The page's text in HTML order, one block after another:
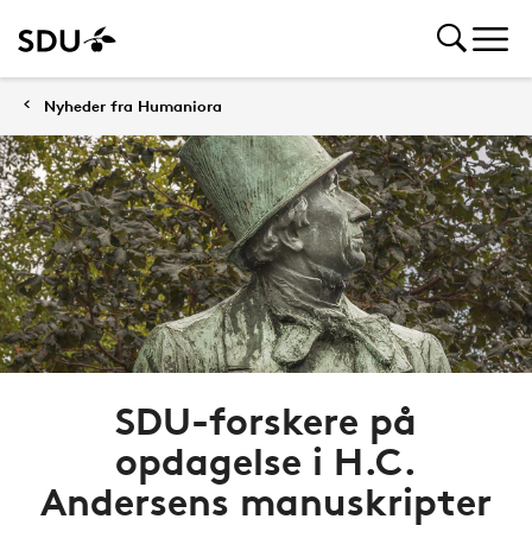
Nyheder fra Humaniora
SDU-forskere på
opdagelse i H.C.
Andersens manuskripter